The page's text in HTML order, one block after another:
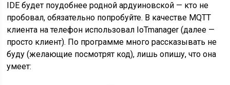
IDE будет поудобнее родной ардуиновской — кто не
пробовал, обязательно попробуйте. В качестве MQTT
клиента на телефон использовал IoTmanager (далее —
просто клиент). По программе много рассказывать не
буду (желающие посмотрят код), лишь опишу, что она
умеет: